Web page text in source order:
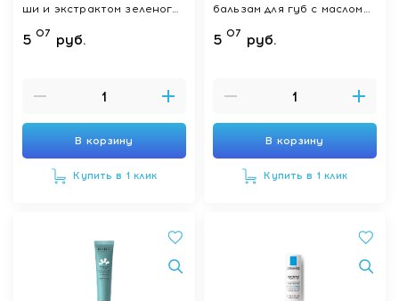
ши и экстрактом зеленого
чая, 4,2 г
5 07 руб.
В корзину
Купить в 1 клик
бальзам для губ с маслом
кедра и экстрактом
женьшеня, 4,2 г
5 07 руб.
В корзину
Купить в 1 клик